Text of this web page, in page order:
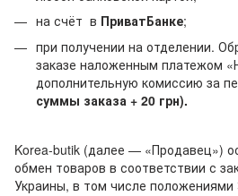
на счёт в ПриватБанке;
при получении на отделении.
заказе наложенным платежом
дополнительную комиссию за
суммы заказа + 20 грн).
Korea-butik (далее — «Продавец»)
обмен товаров в соответствии с
Украины, в том числе